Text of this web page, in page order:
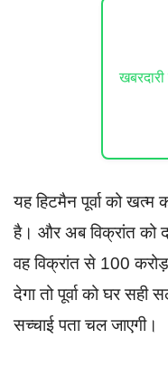
यह हिटमैन पूर्वा को
है। और अब विक्रांत को
वह विक्रांत से 100
देगा तो पूर्वा को घर
सच्चाई पता चल जाएगी।